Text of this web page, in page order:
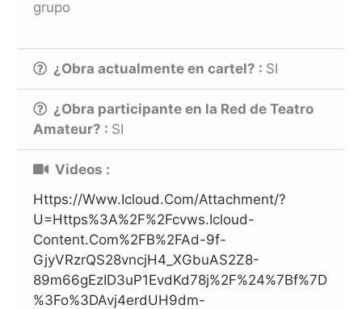
grupo
¿Obra actualmente en cartel? : SI
¿Obra participante en la Red de Teatro
Amateur? : SI
Videos :
Https://www.icloud.com/attachment/?
U=https%3A%2F%2Fcvws.icloud-
Content.com%2FB%2FAd-9f-
GjyVRzrQS28vncjH4_XGbuAS2Z8-
89m66gEzID3uP1EvdKd78j%2F%24%7Bf%7D
%3Fo%3DAvj4erdUH9dm-